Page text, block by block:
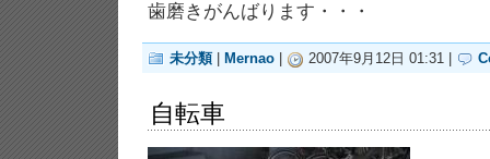
歯磨きがんばります・・・
未分類| Mernao 2007年9月12日 01:31 |
自転車